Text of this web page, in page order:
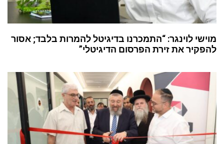
מוישי לוינגר: “התמכרנו בדיגיטל להמרות בלבד; אסור
להפקיר את זירת הפרסום הדיגיטלי”